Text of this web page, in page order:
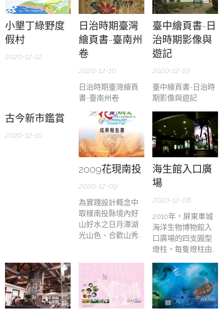
小墾丁綠野度
假村
2020-12-12
日治時期臺灣
繪頁書-臺南州
卷
2020-12-10
日治時期臺灣繪頁
書-臺南州卷
臺中繪頁書-日
治時期影像與
遊記
2020-12-10
臺中繪頁書-日治時
期影像與遊記
古今新市鑑賞
2020-12-10
2009花現南投
2020-12-09
為實踐設計概念中
取樣南投縣境內好
山好水之日月潭湖
光山色、合歡山秀
埔里好酒產業......等
特色。工程 團隊按
提案之規畫圖，開
海生館入口廣
場
2020-12-08
2010年，屏東車城
海洋生物博物館入
口廣場的四支圓型
燈柱，每隻燈柱由
成，共有12個版
面。本案分成海洋
生物、恆春民情、
墾丁奇景、東華大